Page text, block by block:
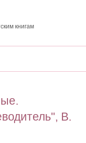
книгам
В.